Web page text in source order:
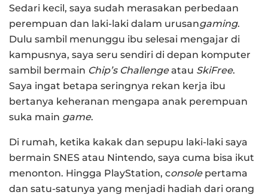
Sedari kecil, saya sudah merasakan perbedaan
perempuan dan laki-laki dalam urusangaming.
Dulu sambil menunggu ibu selesai mengajar di
kampusnya, saya seru sendiri di depan komputer
sambil bermain Chip’s Challengeatau SkiFree.
Saya ingat betapa seringnya rekan kerja ibu
bertanya keheranan mengapa anak perempuan
suka main game.
Di rumah, ketika kakak dan sepupu laki-laki saya
bermain SNES atau Nintendo, saya cuma bisa ikut
menonton. Hingga PlayStation, console pertama
dan satu-satunya yang menjadi hadiah dari orang